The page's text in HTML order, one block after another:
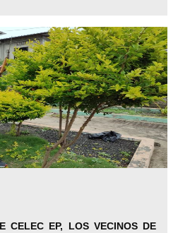
CELEC EP, LOS VECINOS DE